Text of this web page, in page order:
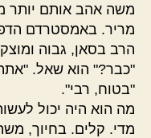
משה אהב אותם יותר
מריר. באמסטרדם
הרב בסאן, גבוה
"כבר?" הוא שאל.
"בטוח, רבי".
מה הוא היה יכול
מדי. קלים. בחיוך,